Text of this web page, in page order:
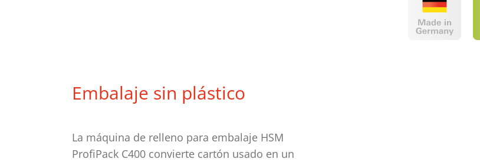
Embalaje sin plástico
La máquina de relleno para embalaje HSM
ProfiPack C400 convierte cartón usado en un